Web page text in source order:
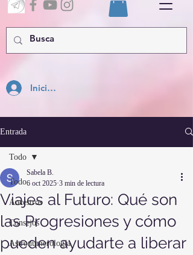
Inicia Sesión
Entrada
Todo
Ancestros
Consejos
Astronumerología
Todo
Viajes al Futuro: Qué son
las Progresiones y cómo
pueden ayudarte a liberar
Sabela B.
6 oct 2025 3 min de lectura